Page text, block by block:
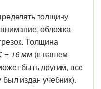
толщину
обложка
Толщина
= 16 мм (в вашем
быть другим, все
был издан учебник).